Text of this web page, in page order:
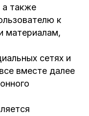
также
к
материалам,
сетях и
вместе далее